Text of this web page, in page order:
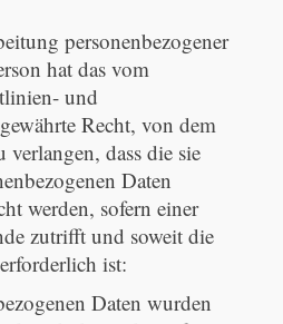
personenbezogener
hat das vom
und
Recht, von dem
dass die sie
Daten
werden, sofern einer
zutrifft und soweit die
ist:
Daten wurden